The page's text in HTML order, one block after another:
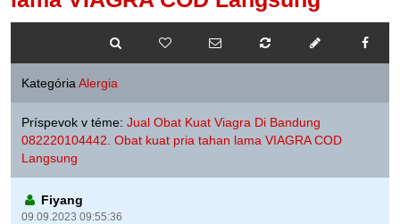
Kategória Alergia
Príspevok v téme: Jual Obat Kuat Viagra Di Bandung
082220104442. Obat kuat pria tahan lama VIAGRA COD
Langsung
Fiyang
09.09.2023 09:55:36